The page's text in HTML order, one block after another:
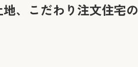
、こだわり注文住宅の